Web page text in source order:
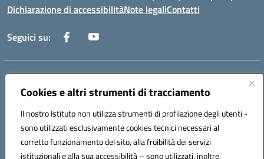
Cookies e altri strumenti di tracciamento
Il nostro Istituto non utilizza strumenti di profilazione degli utenti -
sono utilizzati esclusivamente cookies tecnici necessari al
corretto funzionamento del sito, alla fruibilità dei servizi
istituzionali e alla sua accessibilità – sono utilizzati, inoltre,
Dichiarazione di accessibilitàNote legaliContatti
Seguici su:
Indirizzo:
Centralino:0832/346889 Email:leic8av008@istruzione.it
Codice fiscale: 93173040754
Codice meccanografico:
LEIC8AV008
Codice Indice delle Pubbliche Amministrazioni (IPA): BZRH652R